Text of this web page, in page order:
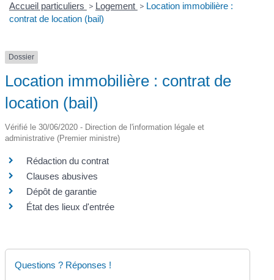
Accueil particuliers > Logement > Location immobilière :
contrat de location (bail)
Dossier
Location immobilière : contrat de
location (bail)
Vérifié le 30/06/2020 - Direction de l'information légale et
administrative (Premier ministre)
Rédaction du contrat
Clauses abusives
Dépôt de garantie
État des lieux d'entrée
Questions ? Réponses !